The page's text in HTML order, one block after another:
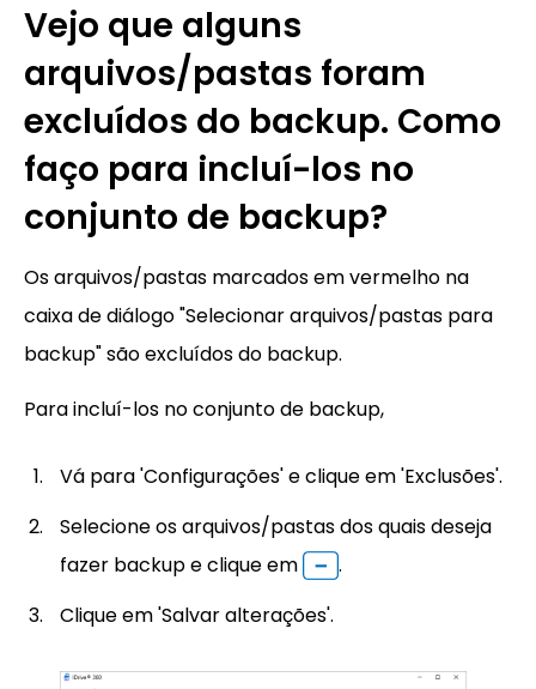
Vejo que alguns
arquivos/pastas foram
excluídos do backup. Como
faço para incluí-los no
conjunto de backup?
Os arquivos/pastas marcados em vermelho na
caixa de diálogo "Selecionar arquivos/pastas para
backup" são excluídos do backup.
Para incluí-los no conjunto de backup,
Vá para 'Configurações' e clique em 'Exclusões'.
Selecione os arquivos/pastas dos quais deseja
fazer backup e clique em
.
Clique em 'Salvar alterações'.